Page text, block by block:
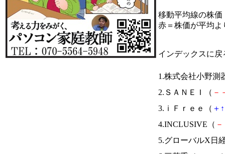
移動平均線の株価
赤＝株価が平均
インデックスに戻
1.株式会社小野測
2.ＳＡＮＥＩ（ －
3.ｉＦｒｅｅ（ ＋ ↑
4.INCLUSIVE（ －
5.グローバルX日